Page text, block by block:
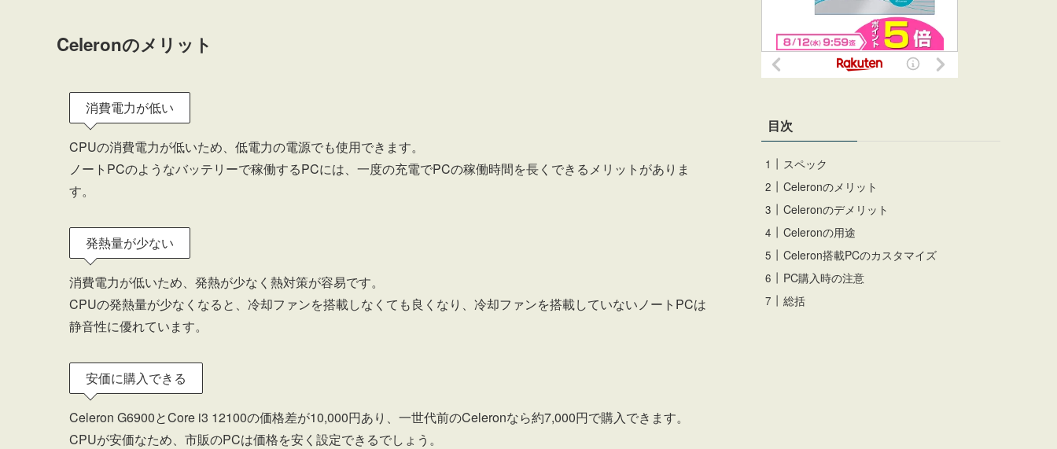
Celeronのメリット
消費電力が低い
CPUの消費電力が低いため、低電力の電源でも使用できます。
ノートPCのようなバッテリーで稼働するPCには、一度の充電でPCの稼働時間を長くできるメリットがありま
す。
発熱量が少ない
消費電力が低いため、発熱が少なく熱対策が容易です。
CPUの発熱量が少なくなると、冷却ファンを搭載しなくても良くなり、冷却ファンを搭載していないノートPCは
静音性に優れています。
安価に購入できる
Celeron G6900とCore i3 12100の価格差が10,000円あり、一世代前のCeleronなら約7,000円で購入できます。
CPUが安価なため、市販のPCは価格を安く設定できるでしょう。
目次
スペック
Celeronのメリット
Celeronのデメリット
Celeronの用途
Celeron搭載PCのカスタマイズ
PC購入時の注意
総括